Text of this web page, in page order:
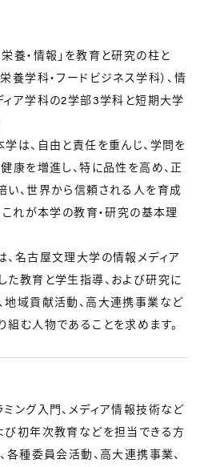
養・情報」を教育と研究の柱と
養学科・フードビジネス学科）、情
ィア学科の2学部3学科と短期大学
は、自由と責任を重んじ、学問を
康を増進し、特に品性を高め、正
い、世界から信頼される人を育成
これが本学の教育・研究の基本理
名古屋文理大学の情報メディア
た教育と学生指導、および研究に
地域貢献活動、高大連携事業など
む人物であることを求めます。
ング入門、メディア情報技術など
び初年次教育などを担当できる方
各種委員会活動、高大連携事業、